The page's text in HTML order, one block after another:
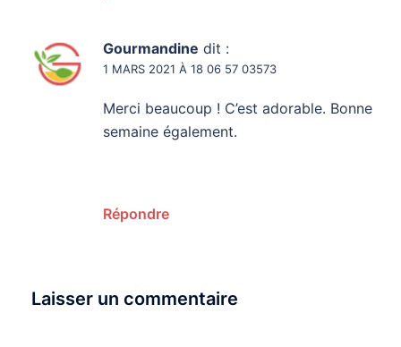
Gourmandine dit :
1 MARS 2021 À 18 06 57 03573
Merci beaucoup ! C’est adorable. Bonne
semaine également.
Répondre
Laisser un commentaire